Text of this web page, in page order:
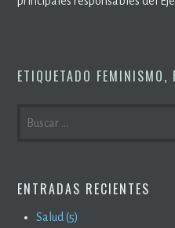
ETIQUETADO FEMINISMO,
ENTRADAS RECIENTES
Salud (5)